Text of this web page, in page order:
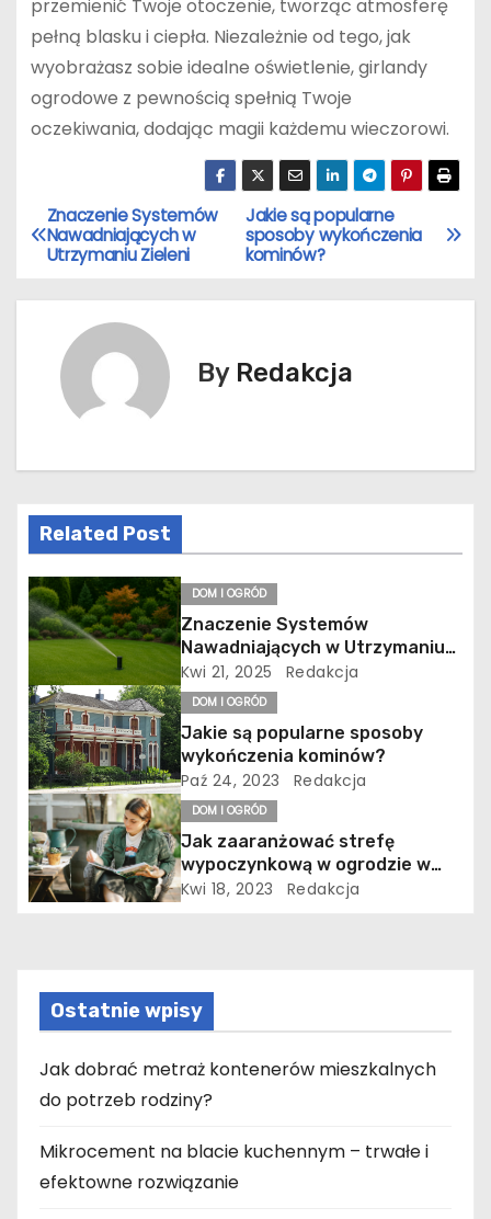
przemienić Twoje otoczenie, tworząc atmosferę
pełną blasku i ciepła. Niezależnie od tego, jak
wyobrażasz sobie idealne oświetlenie, girlandy
ogrodowe z pewnością spełnią Twoje
oczekiwania, dodając magii każdemu wieczorowi.
N
a
j
a
w
p
i
s
u
Jakie są popularne
sposoby wykończenia
kominów?
Znaczenie Systemów
Nawadniających w
Utrzymaniu Zieleni
By Redakcja
Related Post
DOM I OGRÓD
Znaczenie Systemów
Nawadniających w Utrzymaniu
Zieleni
Kwi 21, 2025 Redakcja
DOM I OGRÓD
Jakie są popularne sposoby
wykończenia kominów?
Paź 24, 2023 Redakcja
DOM I OGRÓD
Jak zaaranżować strefę
wypoczynkową w ogrodzie w
stylu rustykalnym?
Kwi 18, 2023 Redakcja
Ostatnie wpisy
Jak dobrać metraż kontenerów mieszkalnych
do potrzeb rodziny?
Mikrocement na blacie kuchennym – trwałe i
efektowne rozwiązanie